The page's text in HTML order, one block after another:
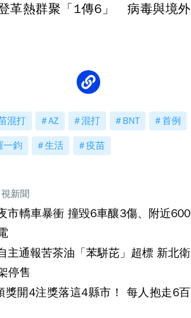
革熱群聚「1傳6」 病毒與境外
混打 AZ 混打 BNT 首例
一鈞 生活 疫苗
新聞
市轎車暴衝 撞毀6車釀3傷、附近600
主通報苦茶油「苯駢芘」超標 新北衛
停售
獎開4注獎落這4縣市！ 每人抱走6百